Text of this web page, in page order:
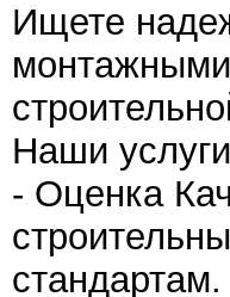
Ищете
Наши
- Оценка
стандартам.